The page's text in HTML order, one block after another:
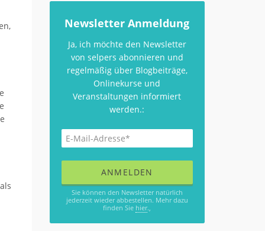
Newsletter Anmeldung
Ja, ich möchte den Newsletter
von selpers abonnieren und
regelmäßig über Blogbeiträge,
Onlinekurse und
Veranstaltungen informiert
werden.:
Sie können den Newsletter natürlich
jederzeit wieder abbestellen. Mehr dazu
finden Sie hier.,